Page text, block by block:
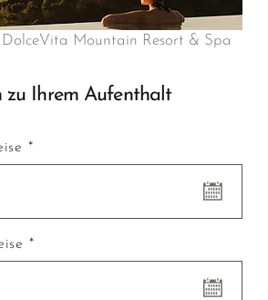
Mountain Resort & Spa
zu Ihrem Aufenthalt
*
*